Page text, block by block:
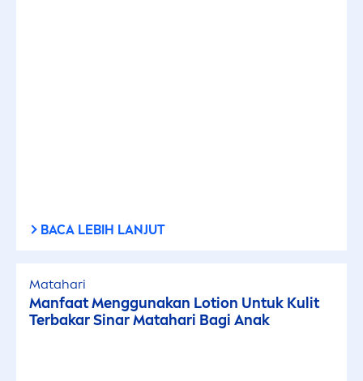
BACA LEBIH LANJUT
Matahari
ManfaatMenggunakan Lotion Untuk Kulit
Terbakar Sinar Matahari Bagi Anak